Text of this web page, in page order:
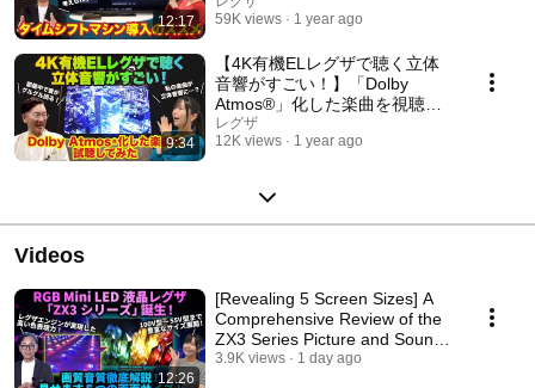
12:17
59K views
1 year ago
9:34
【4K有機ELレグザで聴く立体
音響がすごい！】「Dolby
Atmos®」化した楽曲を視聴し
てみた
レグザ
12K views
1 year ago
Videos
12:26
[Revealing 5 Screen Sizes] A
Comprehensive Review of the
ZX3 Series Picture and Sound
Quality
3.9K views 1 day ago